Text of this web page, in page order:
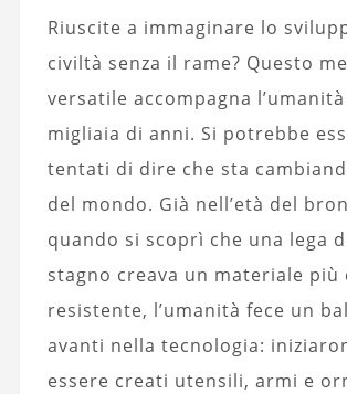
Riuscite a immaginare lo
civiltà senza il rame? Questo
versatile accompagna
migliaia di anni. Si potrebbe
tentati di dire che sta
del mondo. Già nell’età del
quando si scoprì che una lega
stagno creava un materiale più
resistente, l’umanità fece un
avanti nella tecnologia:
essere creati utensili, armi e